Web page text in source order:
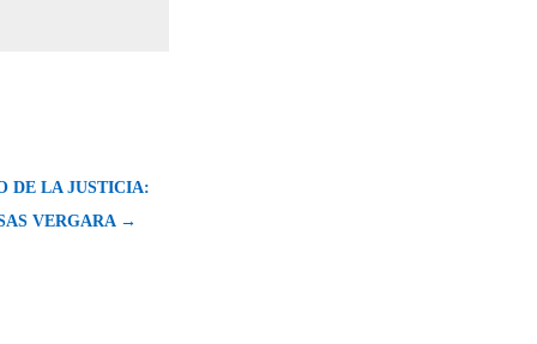
DE LA JUSTICIA:
VERGARA →